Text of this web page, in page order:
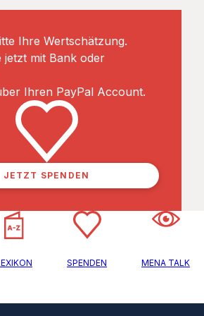
Ihre Wertschätzung.
jetzt mit Bank oder
Ihren PayPal Account.
JETZT SPENDEN
SPENDEN MENA TALK